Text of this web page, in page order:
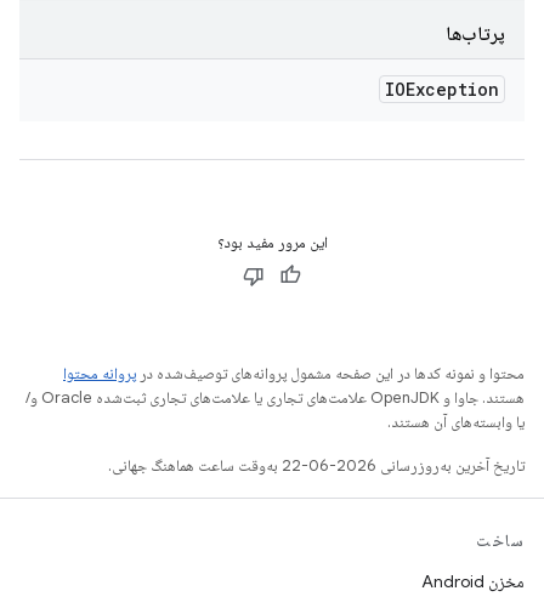
پرتاب‌ها
IOException
این مرور مفید بود؟
محتوا و نمونه کدها در این صفحه مشمول پروانه‌های توصیف‌شده در پروانه محتوا
هستند. جاوا و OpenJDK علامت‌های تجاری یا علامت‌های تجاری ثبت‌شده Oracle و/
یا وابسته‌های آن هستند.
تاریخ آخرین به‌روزرسانی 2026-06-22 به‌وقت ساعت هماهنگ جهانی.
ساخت
مخزن Android